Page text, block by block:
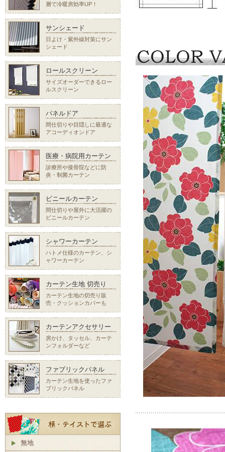
層で冷暖房効率UP！
サンシェード
日よけ・紫外線対策にサン
シェード
ロールスクリーン
サイズオーダーできるロー
ルスクリーン
パネルドア
間仕切りや目隠しに最適な
アコーディオンドア
医療・病院用カーテン
診療所や接骨院などに防
炎・制菌カーテン
ビニールカーテン
間仕切りや屋外に大活躍の
ビニールカーテン
シャワーカーテン
ハトメ仕様のカーテン、シ
ャワーカーテン
カーテン生地 切売り
カーテン生地の切売り販
売・クッションカバーも
カーテンアクセサリー
房かけ、タッセル、カーテ
ンフォルダーなど
ファブリックパネル
カーテン生地を使ったファ
ブリックパネル
無地